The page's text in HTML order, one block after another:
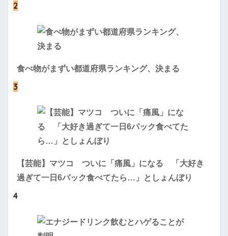
2
食べ物がまずい都道府県ランキング、決まる
3
【芸能】マツコ ついに「痛風」になる 「大好き
過ぎて一日6パック食べてたら…」としょんぼり
4